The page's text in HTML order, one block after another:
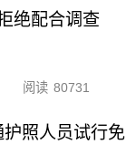
绝配合调查
阅读 80731
照人员试行免